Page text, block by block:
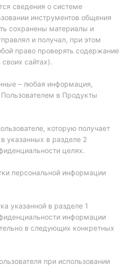
сведения о системе
инструментов общения
сохранены материалы и
и получал, при этом
право проверять содержание
сайтах).
– любая информация,
в Продукты
которую получает
указанных в разделе 2
целях.
персональной информации
указанной в разделе 1
информации
в следующих конкретных
при использовании